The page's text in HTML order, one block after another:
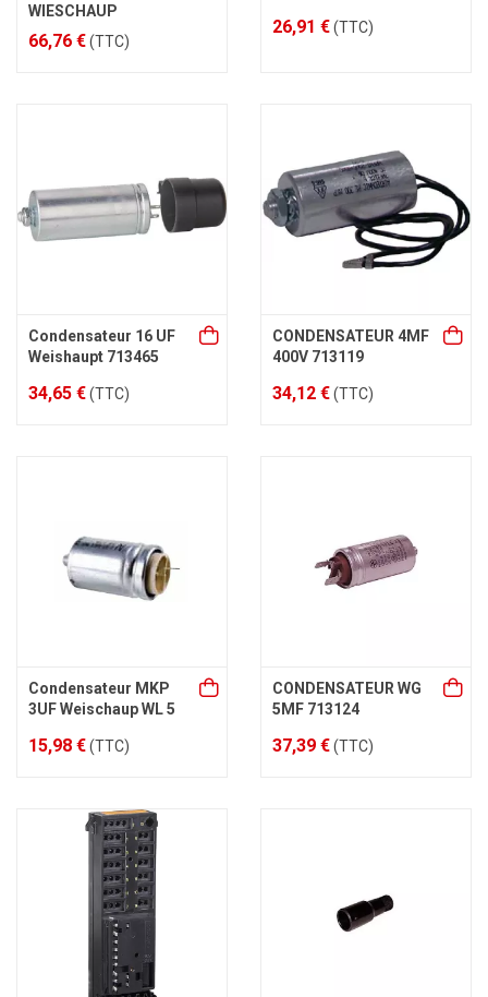
WIESCHAUP
66,76 €(TTC)
26,91 €(TTC)
Condensateur 16 UF
Weishaupt 713465
34,65 €(TTC)
CONDENSATEUR 4MF
400V 713119
34,12 €(TTC)
Condensateur MKP
3UF Weischaup WL 5
15,98 €(TTC)
CONDENSATEUR WG
5MF 713124
37,39 €(TTC)